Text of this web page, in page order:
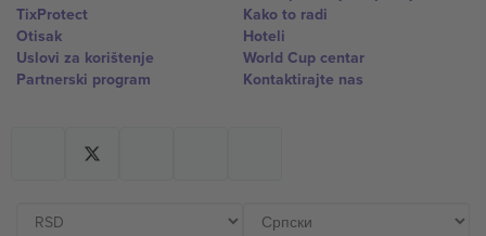
TixProtect
Otisak
Uslovi za korištenje
Partnerski program
Kako to radi
Hoteli
World Cup centar
Kontaktirajte nas